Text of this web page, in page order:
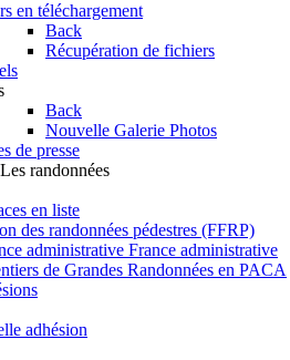
en téléchargement
Back
Récupération de fichiers
Back
Nouvelle Galerie Photos
de presse
Les randonnées
en liste
des randonnées pédestres (FFRP)
France administrative
de Grandes Randonnées en PACA
adhésion